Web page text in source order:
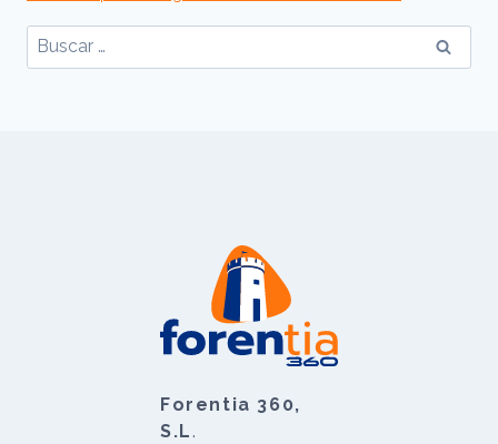
Buscar:
Forentia 360,
S.L.